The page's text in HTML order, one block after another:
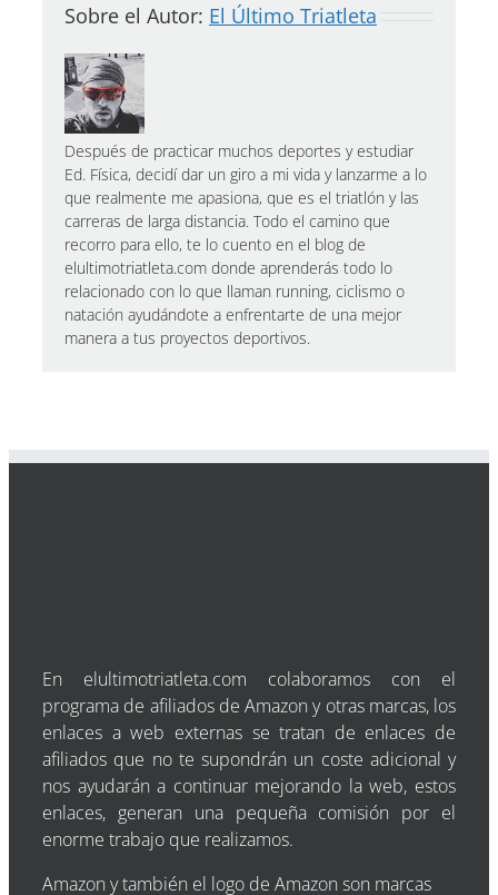
Sobre el Autor: El Último Triatleta
Después de practicar muchos deportes y estudiar
Ed. Física, decidí dar un giro a mi vida y lanzarme a lo
que realmente me apasiona, que es el triatlón y las
carreras de larga distancia. Todo el camino que
recorro para ello, te lo cuento en el blog de
elultimotriatleta.com donde aprenderás todo lo
relacionado con lo que llaman running, ciclismo o
natación ayudándote a enfrentarte de una mejor
manera a tus proyectos deportivos.
En elultimotriatleta.com colaboramos con el
programa de afiliados de Amazon y otras marcas, los
enlaces a web externas se tratan de enlaces de
afiliados que no te supondrán un coste adicional y
nos ayudarán a continuar mejorando la web, estos
enlaces, generan una pequeña comisión por el
enorme trabajo que realizamos.
Amazon y también el logo de Amazon son marcas